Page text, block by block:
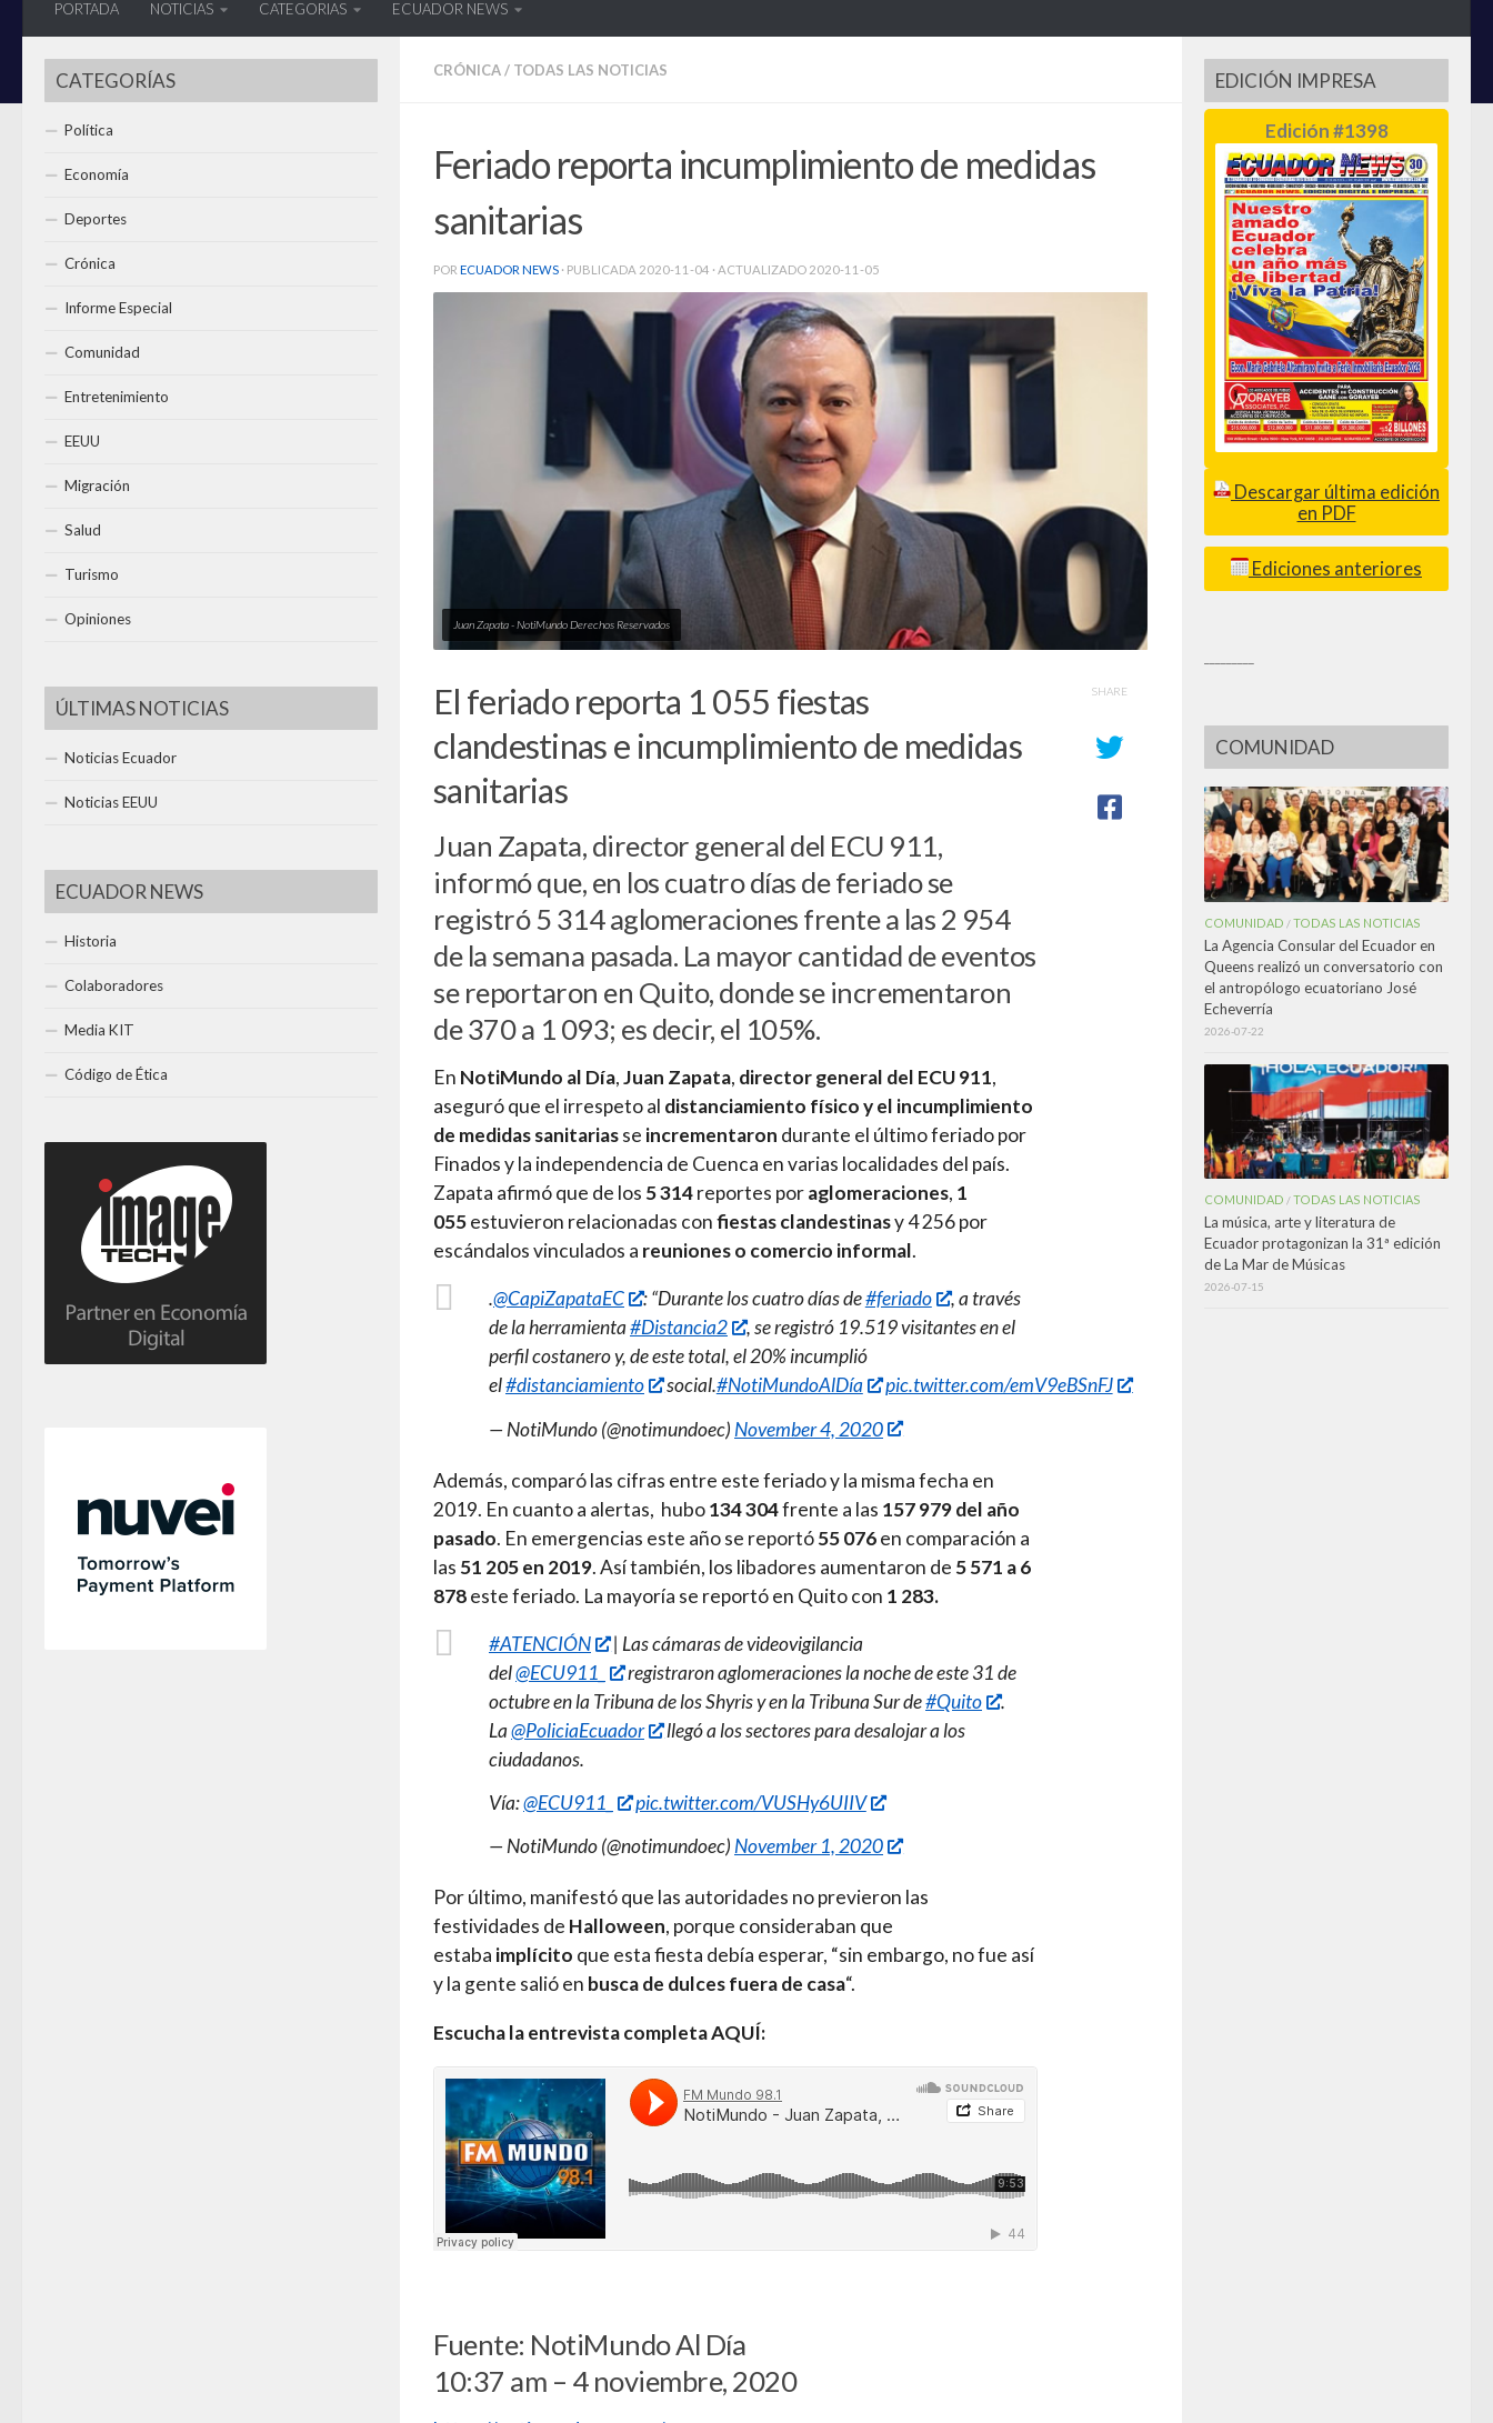
PORTADA NOTICIAS CATEGORIAS ECUADOR NEWS
CRÓNICA/ TODAS LAS NOTICIAS
Feriado reporta incumplimiento de medidas
sanitarias
POR ECUADOR NEWS · PUBLICADA 2020-11-04 · ACTUALIZADO 2020-11-05
Juan Zapata - NotiMundo Derechos Reservados
El feriado reporta 1 055 fiestas
clandestinas e incumplimiento de medidas
sanitarias
Juan Zapata, director general del ECU 911,
informó que, en los cuatro días de feriado se
registró 5 314 aglomeraciones frente a las 2 954
de la semana pasada. La mayor cantidad de eventos
se reportaron en Quito, donde se incrementaron
de 370 a 1 093; es decir, el 105%.
En NotiMundo al Día,Juan Zapata, director general del ECU 911,
aseguró que el irrespeto al distanciamiento físico y el incumplimiento
de medidas sanitariasse incrementaron durante el último feriado por
Finados y la independencia de Cuenca en varias localidades del país.
Zapata afirmó que de los 5 314reportes poraglomeraciones, 1
055estuvieron relacionadas confiestasclandestinasy 4 256 por
escándalos vinculados a reuniones o comercio informal.
.@CapiZapataEC : “Durante los cuatro días de#feriado
, a través
de la herramienta#Distancia2
, se registró 19.519 visitantes en el
perfil costanero y, de este total, el 20% incumplió
el#distanciamiento social.#NotiMundoAlDía
pic.twitter.com/emV9eBSnFJ
— NotiMundo (@notimundoec) November 4, 2020
Además, comparó las cifras entre este feriado y la misma fecha en
2019. En cuanto a alertas, hubo134 304frente a las 157 979 del año
pasado. En emergencias este año se reportó55 076en comparación a
las 51 205 en 2019. Así también, los libadores aumentaron de 5 571 a 6
878este feriado. La mayoría se reportó en Quito con 1 283.
#ATENCIÓN
| Las cámaras de videovigilancia
del@ECU911_
registraron aglomeraciones la noche de este 31 de
octubre en la Tribuna de los Shyris y en la Tribuna Sur de#Quito
.
La@PoliciaEcuador
llegó a los sectores para desalojar a los
ciudadanos.
Vía:@ECU911_
pic.twitter.com/VUSHy6UIIV
— NotiMundo (@notimundoec)November 1, 2020
Por último, manifestó que las autoridades no previeron las
festividades de Halloween, porque consideraban que
estaba implícito que esta fiesta debía esperar, “sin embargo, no fue así
y la gente salió en busca de dulces fuera de casa“.
Escucha la entrevista completa AQUÍ:
Fuente: NotiMundo Al Día
10:37 am – 4 noviembre, 2020
SHARE
CATEGORÍAS
Política
Economía
Deportes
Crónica
Informe Especial
Comunidad
Entretenimiento
EEUU
Migración
Salud
Turismo
Opiniones
ÚLTIMAS NOTICIAS
Noticias Ecuador
Noticias EEUU
ECUADOR NEWS
Historia
Colaboradores
Media KIT
Código de Ética
EDICIÓN IMPRESA
Edición #1398
Descargar última edición
en PDF
Ediciones anteriores
COMUNIDAD
COMUNIDAD /TODAS LAS NOTICIAS
La Agencia Consular del Ecuador en
Queens realizó un conversatorio con
el antropólogo ecuatoriano José
Echeverría
2026-07-22
COMUNIDAD /TODAS LAS NOTICIAS
La música, arte y literatura de
Ecuador protagonizan la 31ª edición
de La Mar de Músicas
2026-07-15